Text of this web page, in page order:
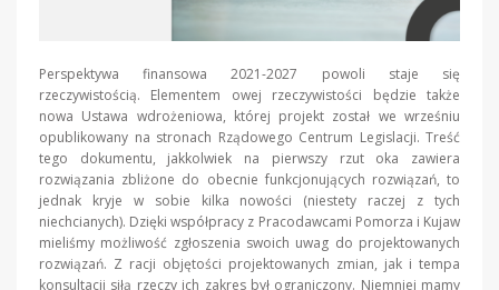
Perspektywa finansowa 2021-2027 powoli staje się
rzeczywistością. Elementem owej rzeczywistości będzie także
nowa Ustawa wdrożeniowa, której projekt został we wrześniu
opublikowany na stronach Rządowego Centrum Legislacji. Treść
tego dokumentu, jakkolwiek na pierwszy rzut oka zawiera
rozwiązania zbliżone do obecnie funkcjonujących rozwiązań, to
jednak kryje w sobie kilka nowości (niestety raczej z tych
niechcianych). Dzięki współpracy z Pracodawcami Pomorza i Kujaw
mieliśmy możliwość zgłoszenia swoich uwag do projektowanych
rozwiązań. Z racji objętości projektowanych zmian, jak i tempa
konsultacji siłą rzeczy ich zakres był ograniczony. Niemniej mamy